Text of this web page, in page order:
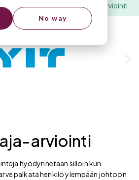
No way
»Soveltuvuusarviointi»Johtaja-arviointi
arviointi
hyödynnetään silloin kun
palkata henkilö ylempään johtoon